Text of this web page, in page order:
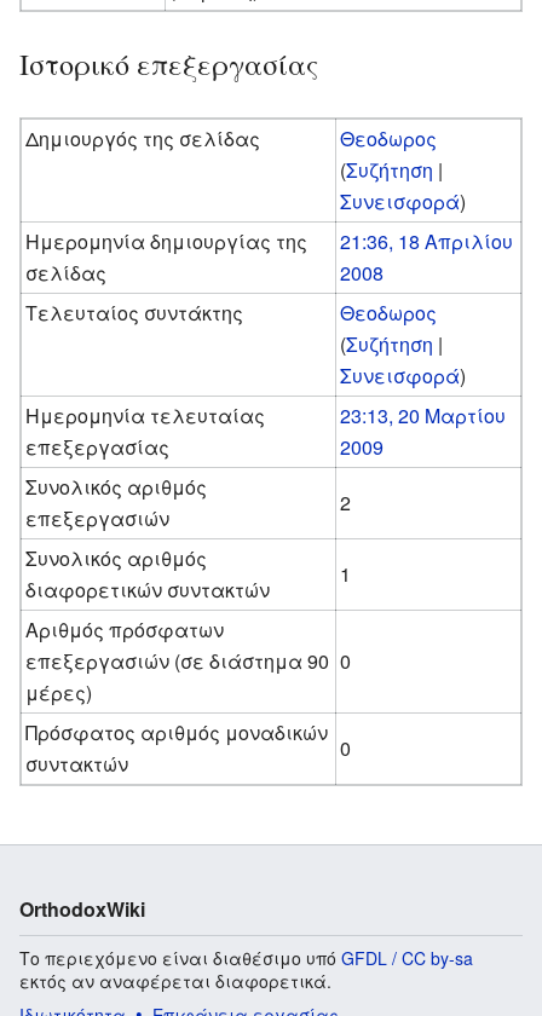
Ιστορικό επεξεργασίας
Δημιουργός της σελίδας
Θεοδωρος
(Συζήτηση |
Συνεισφορά)
Ημερομηνία δημιουργίας της
σελίδας
21:36, 18 Απριλίου
2008
Τελευταίος συντάκτης
Θεοδωρος
(Συζήτηση |
Συνεισφορά)
Ημερομηνία τελευταίας
επεξεργασίας
23:13, 20 Μαρτίου
2009
Συνολικός αριθμός
επεξεργασιών
2
Συνολικός αριθμός
διαφορετικών συντακτών
1
Αριθμός πρόσφατων
επεξεργασιών (σε διάστημα 90
μέρες)
0
Πρόσφατος αριθμός μοναδικών
συντακτών
0
OrthodoxWiki
Το περιεχόμενο είναι διαθέσιμο υπό GFDL / CC by-sa
εκτός αν αναφέρεται διαφορετικά.